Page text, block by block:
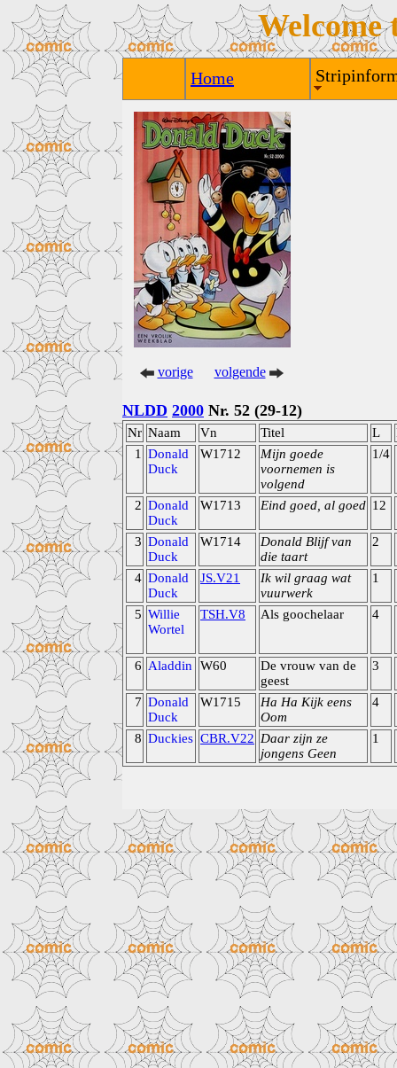
Welcome
Home
vorige volgende
NLDD 2000 Nr. 52 (29-12)
Nr Naam Vn Titel L
1
Donald
Duck
W1712
Mijn goede
voornemen is
volgend
1/4
2 Donald
Duck
W1713 Eind goed, al goed 12
3 Donald
Duck
W1714
Donald Blijf van
die taart
2
4 Donald
Duck
JS.V21
Ik wil graag wat
vuurwerk
1
5 Willie
Wortel
TSH.V8 Als goochelaar 4
6 Aladdin W60
De vrouw van de
geest
3
7 Donald
Duck
W1715
Ha Ha Kijk eens
Oom
4
8 Duckies CBR.V22 Daar zijn ze
jongens Geen
1